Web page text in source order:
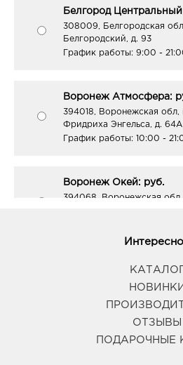
Белгород
308009, Белгородская
Белгородский, д. 93
График работы: 9:00 -
Воронеж Атмосфера:
394018, Воронежская обл,
Фридриха Энгельса, д. 64А
График работы: 10:00 -
Воронеж Окей: руб.
394068, Воронежская
Воронеж Максимир:
394033, Воронежская обл,
График работы: 10:00 -
КАТАЛОГ
НОВИНКИ
ОТЗЫВЫ
ПОДАРОЧНЫЕ